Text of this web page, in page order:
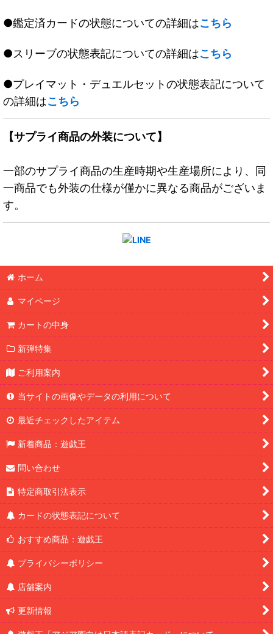
●鑑定済カードの状態についての詳細はこちら
●スリーブの状態表記についての詳細はこちら
●プレイマット・デュエルセットの状態表記について
の詳細はこちら
【サプライ商品の外装について】
一部のサプライ商品の生産時期や生産場所により、同
一商品でも外装の仕様が僅かに異なる商品がございま
す。
ホーム
マイページ
カートの中身
新弾特集
ご利用案内
当サイトの画像やデータの利用について
最近チェックしたアイテム
新着商品：遊戯王
問い合わせ
特定商取引法表示
カードの状態表記について
おすすめ商品：遊戯王
プライバシーポリシー
店舗案内
更新情報